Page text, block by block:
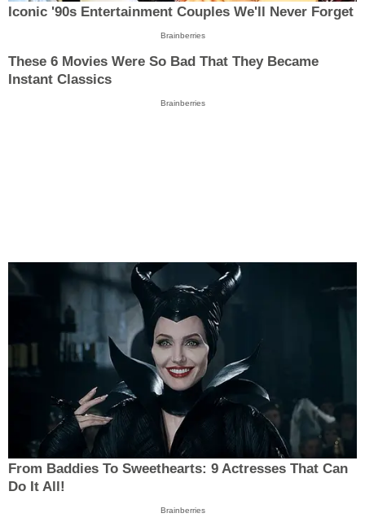
Iconic '90s Entertainment Couples We'll Never Forget
Brainberries
These 6 Movies Were So Bad That They Became
Instant Classics
Brainberries
From Baddies To Sweethearts: 9 Actresses That Can
Do It All!
Brainberries